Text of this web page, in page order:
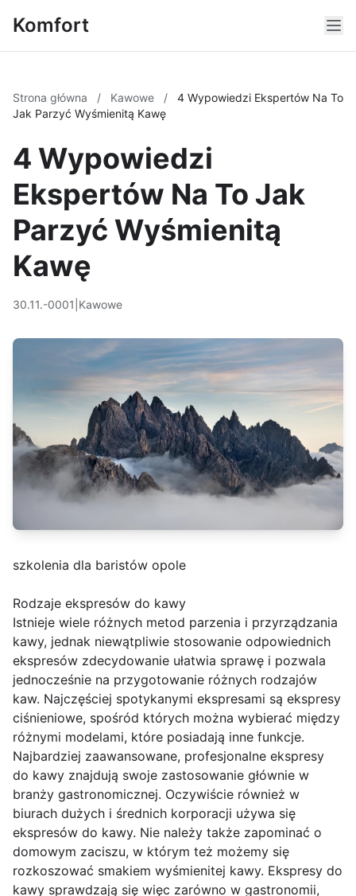
Komfort
Strona główna / Kawowe /
4 Wypowiedzi Ekspertów Na To
Jak Parzyć Wyśmienitą Kawę
4 Wypowiedzi
Ekspertów Na To Jak
Parzyć Wyśmienitą
Kawę
30.11.-0001 Kawowe
szkolenia dla baristów opole
Rodzaje ekspresów do kawy
Istnieje wiele różnych metod parzenia i przyrządzania
kawy, jednak niewątpliwie stosowanie odpowiednich
ekspresów zdecydowanie ułatwia sprawę i pozwala
jednocześnie na przygotowanie różnych rodzajów
kaw. Najczęściej spotykanymi ekspresami są ekspresy
ciśnieniowe, spośród których można wybierać między
różnymi modelami, które posiadają inne funkcje.
Najbardziej zaawansowane, profesjonalne ekspresy
do kawy znajdują swoje zastosowanie głównie w
branży gastronomicznej. Oczywiście również w
biurach dużych i średnich korporacji używa się
ekspresów do kawy. Nie należy także zapominać o
domowym zaciszu, w którym też możemy się
rozkoszować smakiem wyśmienitej kawy. Ekspresy do
kawy sprawdzają się więc zarówno w gastronomii,